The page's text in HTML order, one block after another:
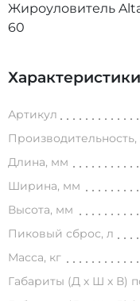
Жироуловитель
Характеристики
Артикул
Производительность,
Длина, мм
Ширина, мм
Высота, мм
Пиковый сброс, л
Масса, кг
Габариты (Д х Ш х В)